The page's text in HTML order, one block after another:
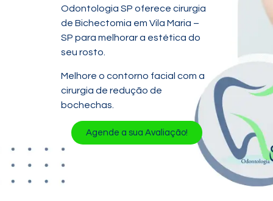
Odontologia SP oferece cirurgia
de Bichectomia em Vila Maria –
SP para melhorar a estética do
seu rosto.
Melhore o contorno facial com a
cirurgia de redução de
bochechas.
Agende a sua Avaliação!